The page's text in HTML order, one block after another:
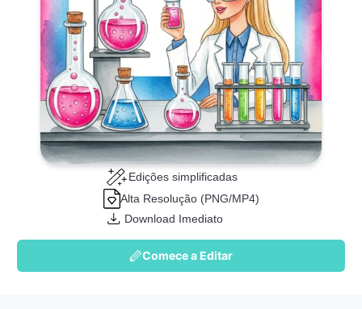
Edições simplificadas
Alta Resolução (PNG/MP4)
Download Imediato
Comece a Editar